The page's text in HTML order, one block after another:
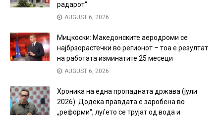
радарот“
AUGUST 6, 2026
Мицкоски: Македонските аеродроми се
најбрзорастечки во регионот – тоа е резултат
на работата изминатите 25 месеци
AUGUST 6, 2026
Хроника на една пропадната држава (јули
2026): Додека правдата е заробена во
„реформи“, луѓето се трујат од вода и